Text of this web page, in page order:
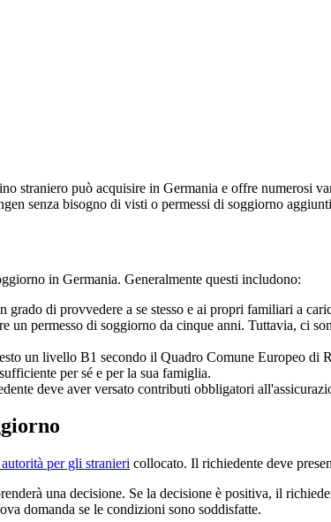
straniero può acquisire in Germania e offre
senza bisogno di visti o permessi di soggiorno
in Germania. Generalmente questi includono:
grado di provvedere a se stesso e ai propri familiari a
un permesso di soggiorno da cinque anni. Tuttavia, ci
un livello B1 secondo il Quadro Comune Europeo di
per sé e per la sua famiglia.
deve aver versato contributi obbligatori
per gli stranieri collocato. Il richiedente deve
una decisione. Se la decisione è positiva, il
domanda se le condizioni sono soddisfatte.